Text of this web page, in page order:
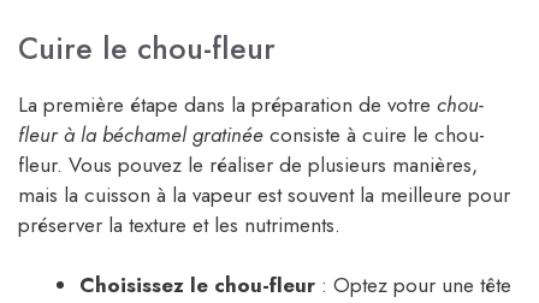
Cuire le chou-fleur
La première étape dans la préparation de votre chou-
fleur à la béchamel gratinée consiste à cuire le chou-
fleur. Vous pouvez le réaliser de plusieurs manières,
mais la cuisson à la vapeur est souvent la meilleure pour
préserver la texture et les nutriments.
Choisissez le chou-fleur : Optez pour une tête